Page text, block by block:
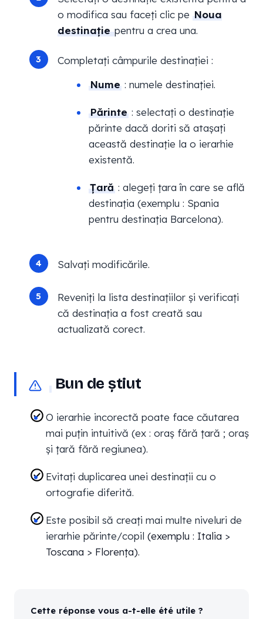
o modifica sau faceți clic pe Noua
destinațiepentru a crea una.
Completați câmpurile destinației :
Nume : numele destinației.
Părinte : selectați o destinație
părinte dacă doriti să atașați
această destinație la o ierarhie
existentă.
Țară : alegeți țara în care se află
destinația (exemplu : Spania
pentru destinația Barcelona).
Salvați modificările.
Reveniți la lista destinațiilor și verificați
că destinația a fost creată sau
actualizată corect.
Bun de știut
O ierarhie incorectă poate face căutarea
mai puțin intuitivă (ex : oraș fără țară ; oraș
și țară fără regiunea).
Evitați duplicarea unei destinații cu o
ortografie diferită.
Este posibil să creați mai multe niveluri de
ierarhie părinte/copil (exemplu : Italia >
Toscana > Florența).
Cette réponse vous a-t-elle été utile ?